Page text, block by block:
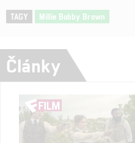
TAGY Millie Bobby Brown
Články